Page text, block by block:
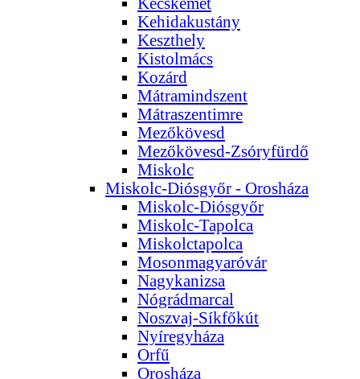
Kehidakustány
Keszthely
Kistolmács
Kozárd
Mátramindszent
Mátraszentimre
Mezőkövesd
Mezőkövesd-Zsóryfürdő
Miskolc
Miskolc-Diósgyőr - Orosháza
Miskolc-Diósgyőr
Miskolc-Tapolca
Miskolctapolca
Mosonmagyaróvár
Nagykanizsa
Nógrádmarcal
Noszvaj-Síkfőkút
Nyíregyháza
Orfű
Orosháza